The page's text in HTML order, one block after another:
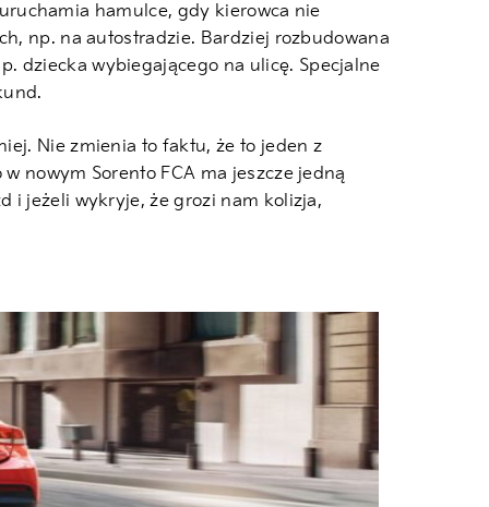
hamulce, gdy kierowca nie
np. na autostradzie. Bardziej rozbudowana
dziecka wybiegającego na ulicę. Specjalne
Nie zmienia to faktu, że to jeden z
nowym Sorento FCA ma jeszcze jedną
i jeżeli wykryje, że grozi nam kolizja,